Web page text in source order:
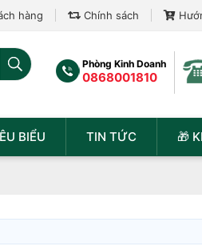
hàng Chính sách
Phòng Kinh Doanh
0868001810
BIỂU TIN TỨC 🎁